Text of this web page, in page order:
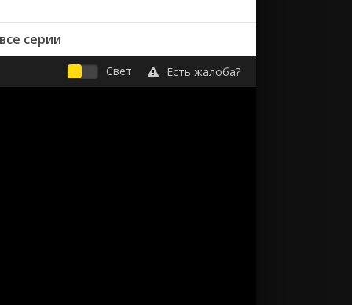
серии
Свет Есть жалоба?